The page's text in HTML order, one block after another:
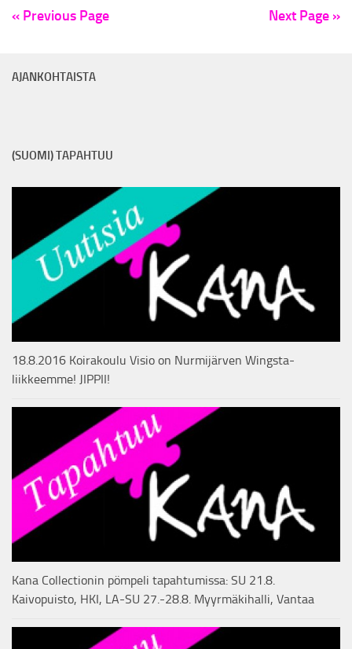
« Previous Page Next Page »
AJANKOHTAISTA
(SUOMI) TAPAHTUU
18.8.2016 Koirakoulu Visio on Nurmijärven Wingsta-
liikkeemme! JIPPII!
Kana Collectionin pömpeli tapahtumissa: SU 21.8.
Kaivopuisto, HKI, LA-SU 27.-28.8. Myyrmäkihalli, Vantaa